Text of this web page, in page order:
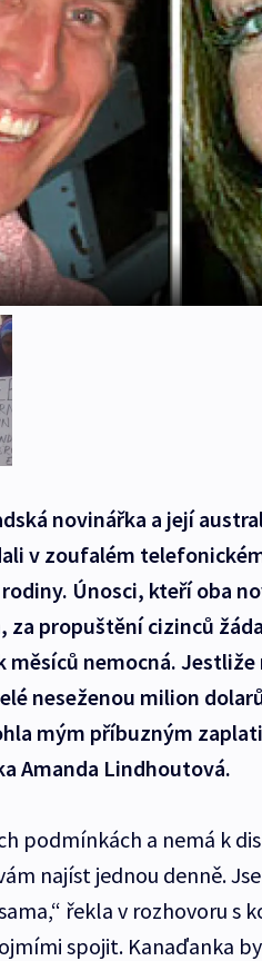
novinářka a její
v zoufalém
Únosci, kteří oba
za propuštění cizinců
měsíců nemocná. Jestliže
neseženou milion
mým příbuzným
Amanda Lindhoutová.
podmínkách a nemá k
najíst jednou denně.
řekla v rozhovoru s
spojit. Kanaďanka